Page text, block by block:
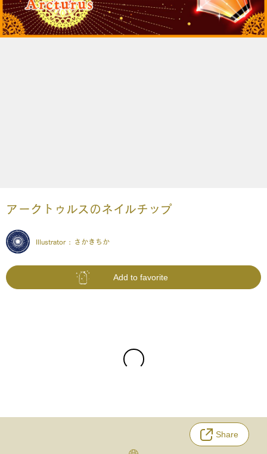
アークトゥルスのネイルチップ
Illustrator : さかきちか
Add to favorite
Share